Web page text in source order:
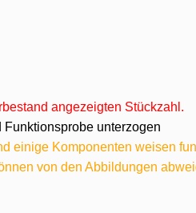
angezeigten Stückzahl.
unterzogen
einige Komponenten weisen
von den Abbildungen